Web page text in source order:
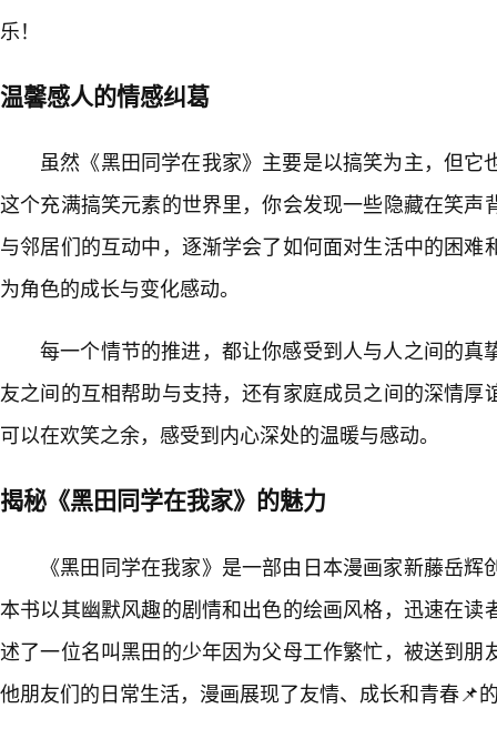
乐！
温馨感人的情感纠葛
虽然《黑田同学在我家》主要是以搞笑为主，但它
这个充满搞笑元素的世界里，你会发现一些隐藏在笑声
与邻居们的互动中，逐渐学会了如何面对生活中的困难
为角色的成长与变化感动。
每一个情节的推进，都让你感受到人与人之间的真
友之间的互相帮助与支持，还有家庭成员之间的深情厚
可以在欢笑之余，感受到内心深处的温暖与感动。
揭秘《黑田同学在我家》的魅力
《黑田同学在我家》是一部由日本漫画家新藤岳
本书以其幽默风趣的剧情和出色的绘画风格，迅速在读
述了一位名叫黑田的少年因为父母工作繁忙，被送到朋
他朋友们的日常生活，漫画展现了友情、成长和青春📌